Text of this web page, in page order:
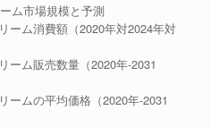
ム市場規模と予測
ーム消費額（2020年対2024年対
ーム販売数量（2020年-2031
ームの平均価格（2020年-2031